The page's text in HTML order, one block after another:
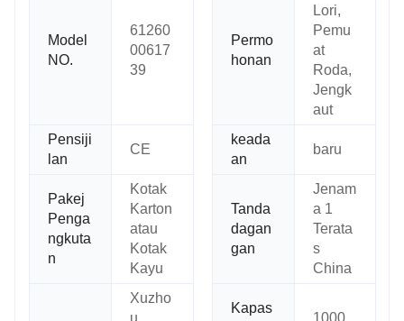
Model
NO.
61260
00617
39
Permo
honan
Lori,
Pemu
at
Roda,
Jengk
aut
Pensiji
lan
CE
keada
an
baru
Pakej
Penga
ngkuta
n
Kotak
Karton
atau
Kotak
Kayu
Tanda
dagan
gan
Jenam
a 1
Terata
s
China
Xuzho
Kapas